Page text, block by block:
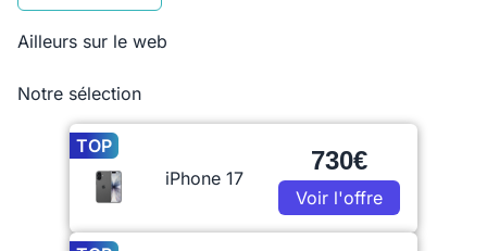
Ailleurs sur le web
Notre sélection
TOP
iPhone 17
730€
Voir l'offre